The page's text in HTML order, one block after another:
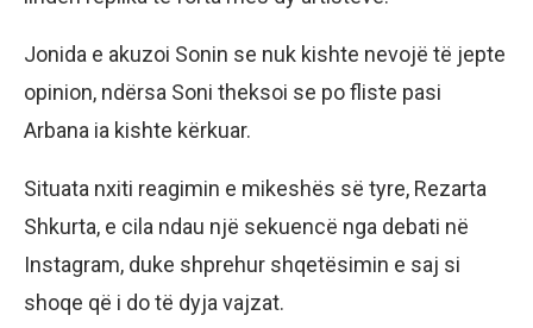
Jonida e akuzoi Sonin se nuk kishte nevojë të jepte
opinion, ndërsa Soni theksoi se po fliste pasi
Arbana ia kishte kërkuar.
Situata nxiti reagimin e mikeshës së tyre, Rezarta
Shkurta, e cila ndau një sekuencë nga debati në
Instagram, duke shprehur shqetësimin e saj si
shoqe që i do të dyja vajzat.